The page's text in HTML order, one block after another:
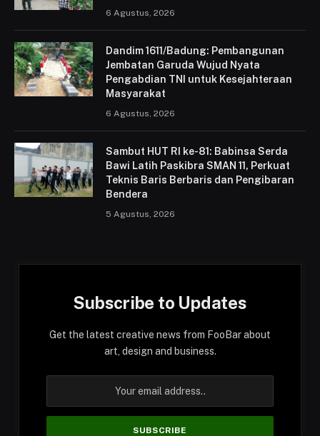
6 Agustus, 2026
Dandim 1611/Badung: Pembangunan
Jembatan Garuda Wujud Nyata
Pengabdian TNI untuk Kesejahteraan
Masyarakat
6 Agustus, 2026
Sambut HUT RI ke-81: Babinsa Serda
Bawi Latih Paskibra SMAN 11, Perkuat
Teknis Baris Berbaris dan Pengibaran
Bendera
5 Agustus, 2026
Subscribe to Updates
Get the latest creative news from FooBar about
art, design and business.